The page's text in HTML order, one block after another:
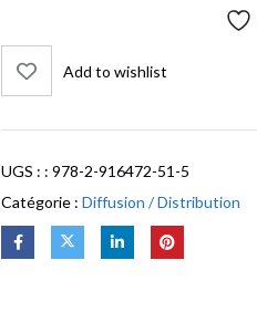
Add to wishlist
UGS : : 978-2-916472-51-5
Catégorie : Diffusion / Distribution